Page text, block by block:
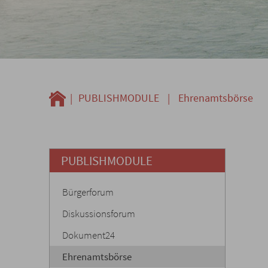
| PUBLISHMODULE | Ehrenamtsbörse
PUBLISHMODULE
Bürgerforum
Diskussionsforum
Dokument24
Ehrenamtsbörse